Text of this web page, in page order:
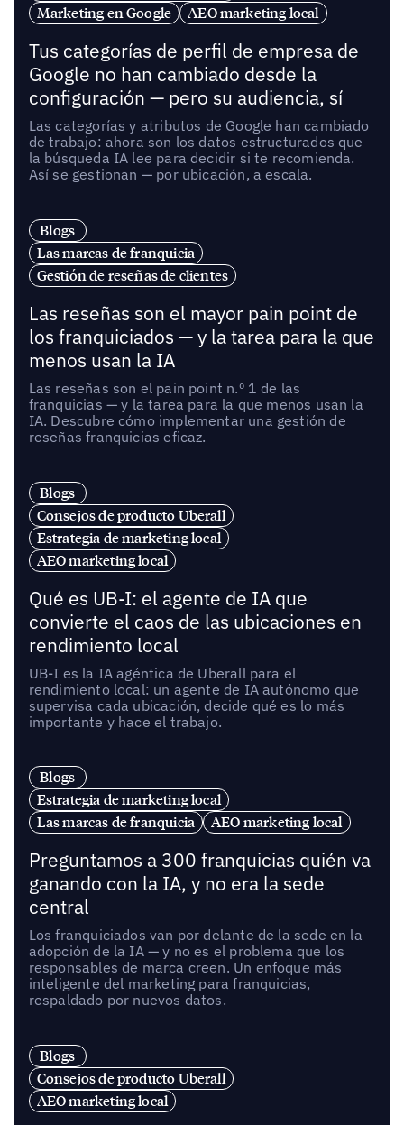
Marketing en Google AEO marketing local
Tus categorías de perfil de empresa de
Google no han cambiado desde la
configuración — pero su audiencia, sí
Las categorías y atributos de Google han cambiado
de trabajo: ahora son los datos estructurados que
la búsqueda IA lee para decidir si te recomienda.
Así se gestionan — por ubicación, a escala.
Blogs
Las marcas de franquicia
Gestión de reseñas de clientes
Las reseñas son el mayor pain point de
los franquiciados — y la tarea para la que
menos usan la IA
Las reseñas son el pain point n.º 1 de las
franquicias — y la tarea para la que menos usan la
IA. Descubre cómo implementar una gestión de
reseñas franquicias eficaz.
Blogs
Consejos de producto Uberall
Estrategia de marketing local
AEO marketing local
Qué es UB-I: el agente de IA que
convierte el caos de las ubicaciones en
rendimiento local
UB-I es la IA agéntica de Uberall para el
rendimiento local: un agente de IA autónomo que
supervisa cada ubicación, decide qué es lo más
importante y hace el trabajo.
Blogs
Estrategia de marketing local
Las marcas de franquicia
AEO marketing local
Preguntamos a 300 franquicias quién va
ganando con la IA, y no era la sede
central
Los franquiciados van por delante de la sede en la
adopción de la IA — y no es el problema que los
responsables de marca creen. Un enfoque más
inteligente del marketing para franquicias,
respaldado por nuevos datos.
Blogs
Consejos de producto Uberall
AEO marketing local